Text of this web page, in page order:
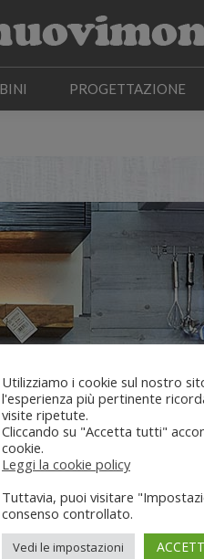
PROGETTAZIONE
Utilizziamo i cookie sul nostro
l'esperienza più pertinente
visite ripetute.
Cliccando su "Accetta tutti"
cookie.
Leggi la cookie policy
Tuttavia, puoi visitare
consenso controllato.
Vedi le impostazioni
PROGETTAZIONE